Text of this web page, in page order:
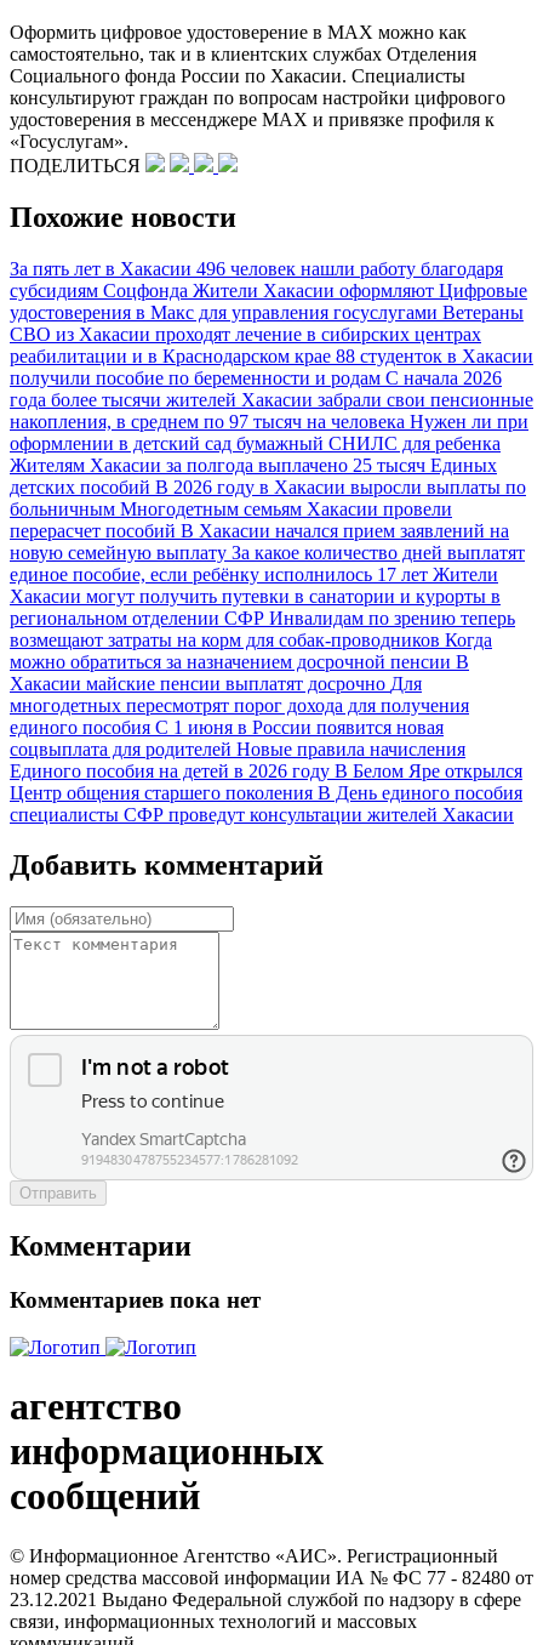
Оформить цифровое удостоверение в MAX можно как
самостоятельно, так и в клиентских службах Отделения
Социального фонда России по Хакасии. Специалисты
консультируют граждан по вопросам настройки цифрового
удостоверения в мессенджере MAX и привязке профиля к
«Госуслугам».
ПОДЕЛИТЬСЯ
Похожие новости
За пять лет в Хакасии 496 человек нашли работу благодаря
субсидиям Соцфонда Жители Хакасии оформляют Цифровые
удостоверения в Макс для управления госуслугами Ветераны
СВО из Хакасии проходят лечение в сибирских центрах
реабилитации и в Краснодарском крае 88 студенток в Хакасии
получили пособие по беременности и родам С начала 2026
года более тысячи жителей Хакасии забрали свои пенсионные
накопления, в среднем по 97 тысяч на человека Нужен ли при
оформлении в детский сад бумажный СНИЛС для ребенка
Жителям Хакасии за полгода выплачено 25 тысяч Единых
детских пособий В 2026 году в Хакасии выросли выплаты по
больничным Многодетным семьям Хакасии провели
перерасчет пособий В Хакасии начался прием заявлений на
новую семейную выплату За какое количество дней выплатят
единое пособие, если ребёнку исполнилось 17 лет Жители
Хакасии могут получить путевки в санатории и курорты в
региональном отделении СФР Инвалидам по зрению теперь
возмещают затраты на корм для собак-проводников Когда
можно обратиться за назначением досрочной пенсии В
Хакасии майские пенсии выплатят досрочно Для
многодетных пересмотрят порог дохода для получения
единого пособия С 1 июня в России появится новая
соцвыплата для родителей Новые правила начисления
Единого пособия на детей в 2026 году В Белом Яре открылся
Центр общения старшего поколения В День единого пособия
специалисты СФР проведут консультации жителей Хакасии
Добавить комментарий
Отправить
Комментарии
Комментариев пока нет
агентство
информационных
сообщений
© Информационное Агентство «АИС». Регистрационный
номер средства массовой информации ИА № ФС 77 - 82480 от
23.12.2021 Выдано Федеральной службой по надзору в сфере
связи, информационных технологий и массовых